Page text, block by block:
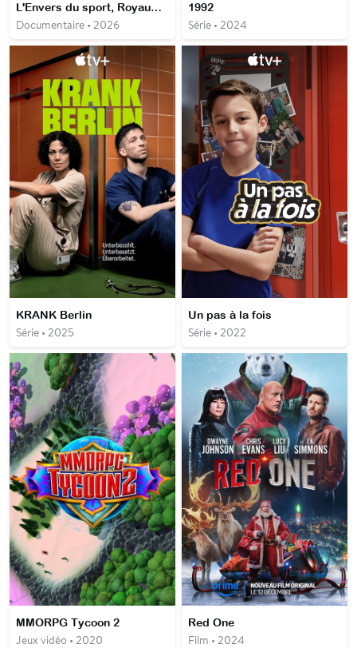
L'Envers du sport, Royaume-Uni : Vinnie Jones
Documentaire • 2026
1992
Série • 2024
KRANK Berlin
Série • 2025
Un pas à la fois
Série • 2022
MMORPG Tycoon 2
Jeux vidéo • 2020
Red One
Film • 2024